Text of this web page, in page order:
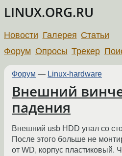
LINUX.ORG.RU
Новости Галерея Статьи
Форум Опросы Трекер
Форум — Linux-hardware
Внешний
падения
Внешний usb HDD упал со
После этого больше не
от WD, корпус пластиковый.